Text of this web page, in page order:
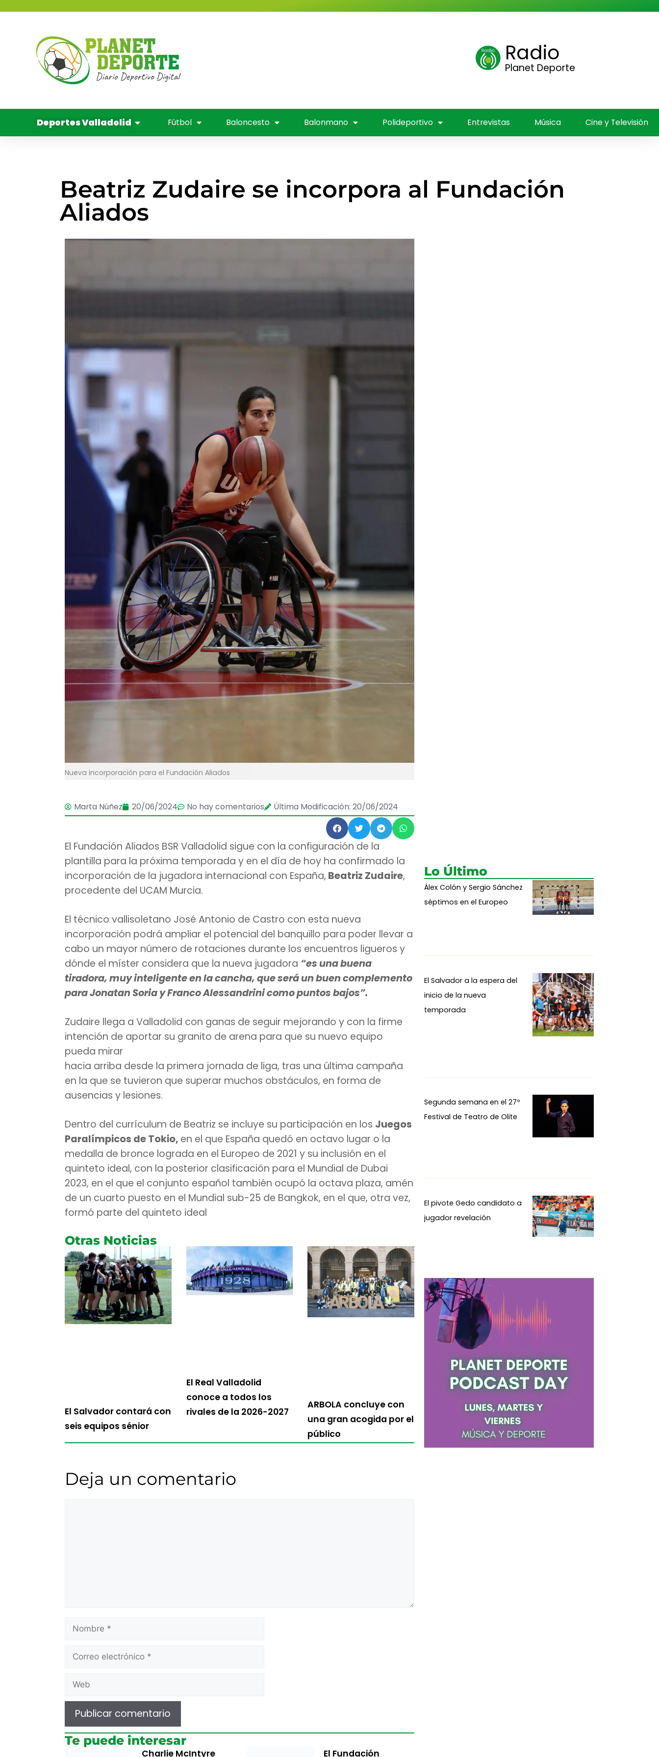
Radio
Planet Deporte
Deportes Valladolid Fútbol Baloncesto Balonmano Polideportivo Entrevistas Música Cine y Televisión
Beatriz Zudaire se incorpora al Fundación
Aliados
Nueva incorporación para el Fundación Aliados
Marta Núñez 20/06/2024 No hay comentarios Última Modificación: 20/06/2024
El Fundación Aliados BSR Valladolid sigue con la configuración de la
plantilla para la próxima temporada y en el día de hoy ha confirmado la
incorporación de la jugadora internacional con España, Beatriz Zudaire,
procedente del UCAM Murcia.
El técnico vallisoletano José Antonio de Castro con esta nueva
incorporación podrá ampliar el potencial del banquillo para poder llevar a
cabo un mayor número de rotaciones durante los encuentros ligueros y
dónde el míster considera que la nueva jugadora “es una buena
tiradora, muy inteligente en la cancha, que será un buen complemento
para Jonatan Soria y Franco Alessandrini como puntos bajos”.
Zudaire llega a Valladolid con ganas de seguir mejorando y con la firme
intención de aportar su granito de arena para que su nuevo equipo
pueda mirar
hacia arriba desde la primera jornada de liga, tras una última campaña
en la que se tuvieron que superar muchos obstáculos, en forma de
ausencias y lesiones.
Dentro del currículum de Beatriz se incluye su participación en los Juegos
Paralímpicos de Tokio, en el que España quedó en octavo lugar o la
medalla de bronce lograda en el Europeo de 2021 y su inclusión en el
quinteto ideal, con la posterior clasificación para el Mundial de Dubai
2023, en el que el conjunto español también ocupó la octava plaza, amén
de un cuarto puesto en el Mundial sub-25 de Bangkok, en el que, otra vez,
formó parte del quinteto ideal
Otras Noticias
El Salvador contará con
seis equipos sénior
El Real Valladolid
conoce a todos los
rivales de la 2026-2027
ARBOLA concluye con
una gran acogida por el
público
Deja un comentario
Te puede interesar
Charlie McIntyre El Fundación
Lo Último
Álex Colón y Sergio Sánchez
séptimos en el Europeo
El Salvador a la espera del
inicio de la nueva
temporada
Segunda semana en el 27º
Festival de Teatro de Olite
El pivote Gedo candidato a
jugador revelación